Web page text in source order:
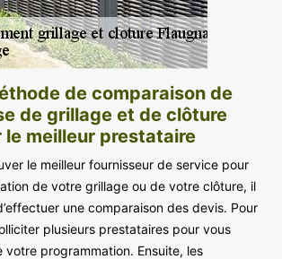
de comparaison de
de grillage et de clôture
le meilleur prestataire
le meilleur fournisseur de service pour
de votre grillage ou de votre clôture, il
une comparaison des devis. Pour
plusieurs prestataires pour vous
votre programmation. Ensuite, les